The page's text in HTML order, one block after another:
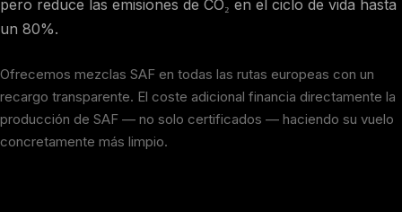
pero reduce las emisiones de CO₂ en el ciclo de vida hasta
un 80%.
Ofrecemos mezclas SAF en todas las rutas europeas con un
recargo transparente. El coste adicional financia directamente la
producción de SAF — no solo certificados — haciendo su vuelo
concretamente más limpio.